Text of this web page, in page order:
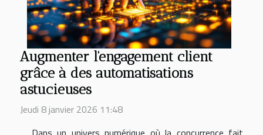
Augmenter l'engagement client
grâce à des automatisations
astucieuses
Jeudi 8 janvier 2026 11:48